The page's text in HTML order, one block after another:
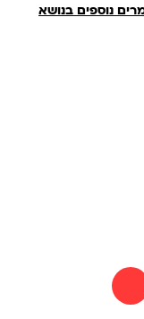
נוספים בנושא